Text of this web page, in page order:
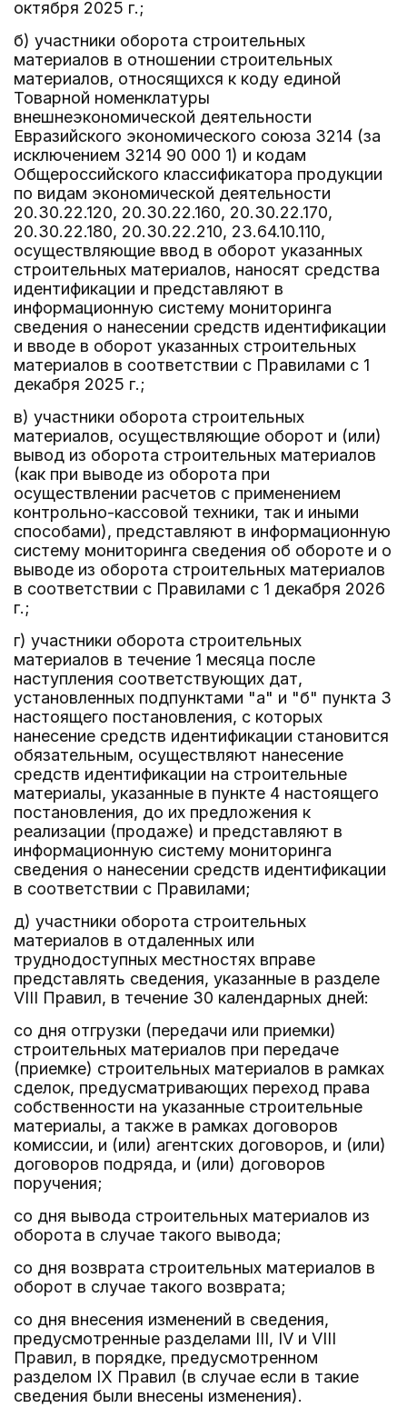
октября 2025 г.;
б) участники оборота строительных
материалов в отношении строительных
материалов, относящихся к коду единой
Товарной номенклатуры
внешнеэкономической деятельности
Евразийского экономического союза 3214 (за
исключением 3214 90 000 1) и кодам
Общероссийского классификатора продукции
по видам экономической деятельности
20.30.22.120, 20.30.22.160, 20.30.22.170,
20.30.22.180, 20.30.22.210, 23.64.10.110,
осуществляющие ввод в оборот указанных
строительных материалов, наносят средства
идентификации и представляют в
информационную систему мониторинга
сведения о нанесении средств идентификации
и вводе в оборот указанных строительных
материалов в соответствии с Правилами с 1
декабря 2025 г.;
в) участники оборота строительных
материалов, осуществляющие оборот и (или)
вывод из оборота строительных материалов
(как при выводе из оборота при
осуществлении расчетов с применением
контрольно-кассовой техники, так и иными
способами), представляют в информационную
систему мониторинга сведения об обороте и о
выводе из оборота строительных материалов
в соответствии с Правилами с 1 декабря 2026
г.;
г) участники оборота строительных
материалов в течение 1 месяца после
наступления соответствующих дат,
установленных подпунктами "а" и "б" пункта 3
настоящего постановления, с которых
нанесение средств идентификации становится
обязательным, осуществляют нанесение
средств идентификации на строительные
материалы, указанные в пункте 4 настоящего
постановления, до их предложения к
реализации (продаже) и представляют в
информационную систему мониторинга
сведения о нанесении средств идентификации
в соответствии с Правилами;
д) участники оборота строительных
материалов в отдаленных или
труднодоступных местностях вправе
представлять сведения, указанные в разделе
VIII Правил, в течение 30 календарных дней:
со дня отгрузки (передачи или приемки)
строительных материалов при передаче
(приемке) строительных материалов в рамках
сделок, предусматривающих переход права
собственности на указанные строительные
материалы, а также в рамках договоров
комиссии, и (или) агентских договоров, и (или)
договоров подряда, и (или) договоров
поручения;
со дня вывода строительных материалов из
оборота в случае такого вывода;
со дня возврата строительных материалов в
оборот в случае такого возврата;
со дня внесения изменений в сведения,
предусмотренные разделами III, IV и VIII
Правил, в порядке, предусмотренном
разделом IX Правил (в случае если в такие
сведения были внесены изменения).